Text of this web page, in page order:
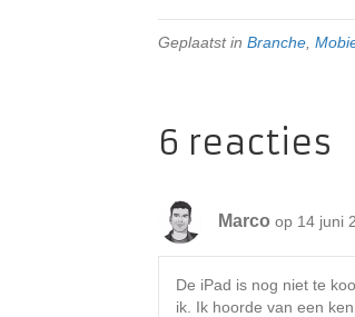
Geplaatst in Branche
6 reacties
Marco op 14 juni
De iPad is nog niet te
ik. Ik hoorde van een